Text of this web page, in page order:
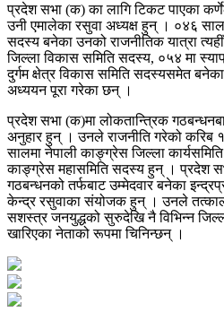
प्रदेश सभा (क) का लागि टिकट पाएका
उनी एमालेका रसुवा अध्यक्ष हुन् । ०४६
सदस्य बनेका उनको राजनीतिक यात्रा
जिल्ला विकास समिति सदस्य, ०५४ मा
दुर्गम क्षेत्र विकास समिति सदस्यसमेत
अध्ययन पूरा गरेका छन् ।
प्रदेश सभा (क)मा लोकतान्त्रिक
अनुहार हुन् । उनले राजनीति गरेको करिब
सालमा नेपाली काङ्ग्रेस जिल्ला
काङ्ग्रेस महासमिति सदस्य हुन् । प्रदेश
गठबन्धनको तर्फबाट उम्मेदवार बनेका
केन्द्र रसुवाका संयोजक हुन् । उनले
सशस्त्र जनयुद्धको सुरुदेखि नै विभिन्न
खारिएका नेताको रूपमा चिनिन्छन् ।